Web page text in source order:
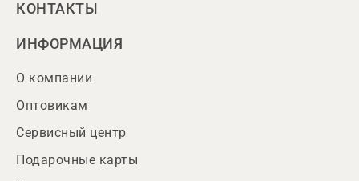
КОНТАКТЫ
ИНФОРМАЦИЯ
О компании
Оптовикам
Сервисный центр
Подарочные карты